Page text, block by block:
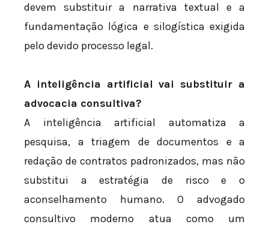
devem substituir a narrativa textual e a
fundamentação lógica e silogística exigida
pelo devido processo legal.
A inteligência artificial vai substituir a
advocacia consultiva?
A inteligência artificial automatiza a
pesquisa, a triagem de documentos e a
redação de contratos padronizados, mas não
substitui a estratégia de risco e o
aconselhamento humano. O advogado
consultivo moderno atua como um